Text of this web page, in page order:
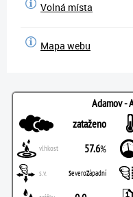
Volná místa
Mapa webu